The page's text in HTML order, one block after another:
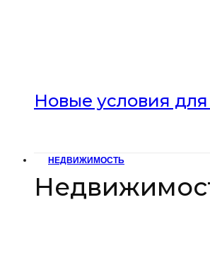
Новые условия
НЕДВИЖИМОСТЬ